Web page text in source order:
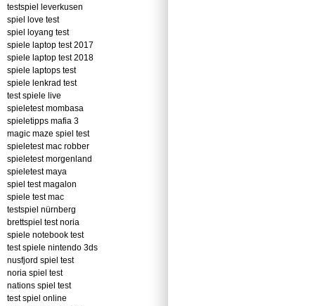
testspiel leverkusen
spiel love test
spiel loyang test
spiele laptop test 2017
spiele laptop test 2018
spiele laptops test
spiele lenkrad test
test spiele live
spieletest mombasa
spieletipps mafia 3
magic maze spiel test
spieletest mac robber
spieletest morgenland
spieletest maya
spiel test magalon
spiele test mac
testspiel nürnberg
brettspiel test noria
spiele notebook test
test spiele nintendo 3ds
nusfjord spiel test
noria spiel test
nations spiel test
test spiel online